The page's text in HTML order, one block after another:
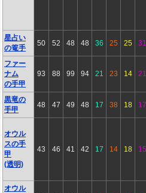
星占い
の篭手
50 52 48 48 36 25 25 31
ファー
ナム
の手甲
93 88 99 94 21 23 14 21
黒竜の
手甲
48 47 49 48 17 38 18 17
オウル
スの手
甲
(透明)
43 46 41 42 17 14 18 15
オウル